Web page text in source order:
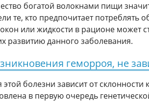
богатой волокнами пищи
те, кто предпочитает потреблять
или жидкости в рационе может
развитию данного заболевания.
геморроя, не
этой болезни зависит от склонности
в первую очередь